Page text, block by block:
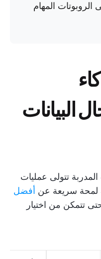
الروبوتات المهام
البيانات
تتولى عمليات
لمحة سريعة عن أفضل
تتمكن من اختيار